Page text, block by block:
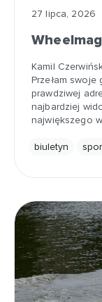
27 lipca, 2026
Kamil
Przełam swoje
prawdziwej
najbardziej
największego
biuletyn